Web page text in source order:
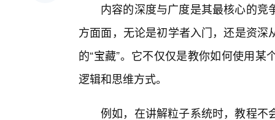
内容的深度与广度是其最核心的
方面面，无论是初学者入门，还是资
的“宝藏”。它不仅仅是教你如何使用
逻辑和思维方式。
例如，在讲解粒子系统时，教程不